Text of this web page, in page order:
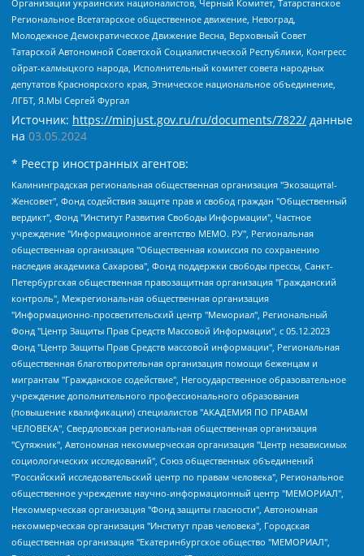
Организации украинских националистов, Черный Комитет, Татарстанское
Региональное Всетатарское общественное движение, Невоград,
Молодежное Демократическое Движение Весна, Верховный Совет
Татарской Автономной Советской Социалистической Республики, Конгресс
ойрат-калмыцкого народа, Исполнительный комитет совета народных
депутатов Красноярского края, Этническое национальное объединение,
ЛГБТ, Я.МЫ Сергей Фургал
Источник: https://minjust.gov.ru/ru/documents/7822/ данные
на 03.05.2024
* Реестр иностранных агентов:
Калининградская региональная общественная организация "Экозащита!-Женсовет", Фонд содействия защите прав и свобод граждан "Общественный вердикт", Фонд "Институт Развития Свободы Информации", Частное учреждение "Информационное агентство МЕМО. РУ", Региональная общественная организация "Общественная комиссия по сохранению наследия академика Сахарова", Фонд поддержки свободы прессы, Санкт-Петербургская общественная правозащитная организация "Гражданский контроль", Межрегиональная общественная организация "Информационно-просветительский центр "Мемориал", Региональный Фонд "Центр Защиты Прав Средств Массовой Информации", с 05.12.2023 Фонд "Центр Защиты Прав Средств массовой информации", Региональная общественная благотворительная организация помощи беженцам и мигрантам "Гражданское содействие", Негосударственное образовательное учреждение дополнительного профессионального образования (повышение квалификации) специалистов "АКАДЕМИЯ ПО ПРАВАМ ЧЕЛОВЕКА", Свердловская региональная общественная организация "Сутяжник", Автономная некоммерческая организация "Центр независимых социологических исследований", Союз общественных объединений "Российский исследовательский центр по правам человека", Региональное общественное учреждение научно-информационный центр "МЕМОРИАЛ", Некоммерческая организация "Фонд защиты гласности", Автономная некоммерческая организация "Институт прав человека", Городская общественная организация "Екатеринбургское общество "МЕМОРИАЛ", Городская общественная организация "Рязанское историко-просветительское и правозащитное общество "Мемориал" (Рязанский Мемориал), Челябинский региональный орган общественной самодеятельности – женское общественное объединение "Женщины Евразии", Челябинский региональный орган общественной самодеятельности "Уральская правозащитная группа", Фонд содействия защите здоровья и социальной справедливости имени Андрея Рылькова, Автономная Некоммерческая Организация "Аналитический Центр Юрия Левады", Автономная некоммерческая организация социальной поддержки населения "Проект Апрель", Региональная общественная организация помощи женщинам и детям, находящимся в кризисной ситуации "Информационно-методический центр "Анна", Фонд содействия развитию массовых коммуникаций и правовому просвещению "Так-так-Так", Фонд содействия устойчивому развитию "Серебряная тайга", Свердловский региональный общественный фонд социальных проектов "Новое время", "Idel.Реалии", Кавказ.Реалии, Крым.Реалии, Телеканал Настоящее Время, Татаро-башкирская служба Радио Свобода (Azatliq Radiosi), Радио Свободная Европа/Радио Свобода (PCE/PC), "Сибирь.Реалии", "Фактограф", Благотворительный фонд помощи осужденным и их семьям, Автономная некоммерческая организация "Институт глобализации и социальных движений", Фонд "В защиту прав заключенных", Частное учреждение "Центр поддержки и содействия развитию средств массовой информации", Пензенский региональный общественный благотворительный фонд "Гражданский союз", "Север.Реалии", Некоммерческая организация Фонд "Правовая инициатива", Общество с ограниченной ответственностью "Радио Свободная Европа/Радио Свобода", Чешское информационное агентство "MEDIUM-ORIENT", Красноярская региональная общественная организация "Мы против СПИДа", Камалягин Денис Николаевич, Маркелов Сергей Евгеньевич, Пономарев Лев Александрович, Савицкая Людмила Алексеевна, Автономная некоммерческая организация "Центр по работе с проблемой насилия "НАСИЛИЮ.НЕТ", Межрегиональный профессиональный союз работников здравоохранения "Альянс врачей", Юридическое лицо, зарегистрированное в Латвийской Республике, SIA "Medusa Project" (регистрационный номер 40103797863, дата регистрации 10.06.2014), Некоммерческая организация "Фонд по борьбе с коррупцией", Автономная некоммерческая организация "Институт права и публичной политики", Баданин Роман Сергеевич, Гликин Максим Александрович, Железнова Мария Михайловна, Лукьянова Юлия Сергеевна, Маетная Елизавета Витальевна, Маняхин Петр Борисович, Чуракова Ольга Владимировна, Ярош Юлия Петровна, Юридическое лицо "The Insider SIA", зарегистрированное в Риге, Латвийская Республика (дата регистрации 26.06.2015), являющееся администратором доменного имени интернет-издания "The Insider SIA", https://theins.ru, Постернак Алексей Евгеньевич, Рубин Михаил Аркадьевич, Анин Роман Александрович, Юридическое лицо Istories fonds, зарегистрированное в Латвийской Республике (регистрационный номер 50008295751, дата регистрации 24.02.2020), Великовский Дмитрий Александрович, Долинина Ирина Николаевна, Мароховская Алеся Алексеевна, Шлейнов Роман Юрьевич, Шмагун Олеся Валентиновна, Общество с ограниченной ответственностью "Альтаир 2021", Общество с ограниченной ответственностью "Вега 2021", Общество с ограниченной ответственностью "Главный редактор 2021", Общество с ограниченной ответственностью "Ромашки монолит", Важенков Артем Валерьевич, Ивановская областная общественная организация "Центр гендерных исследований", Гурман Юрий Альбертович, Медиапроект "ОВД-Инфо", Егоров Владимир Владимирович, Жилинский Владимир Александрович, Общество с ограниченной ответственностью "ЗП", Иванова София Юрьевна, Карезина Инна Павловна, Кильтау Екатерина Викторовна, Петров Алексей Викторович, Пискунов Сергей Евгеньевич, Смирнов Сергей Сергеевич, Тихонов Михаил Сергеевич, Общество с ограниченной ответственностью "ЖУРНАЛИСТ-ИНОСТРАННЫЙ АГЕНТ", Арапова Галина Юрьевна, Вольтская Татьяна Анатольевна, Американская компания "Mason G.E.S. Anonymous Foundation" (США), являющаяся владельцем интернет-издания https://mnews.world/, Компания "Stichting Bellingcat", зарегистрированная в Нидерландах (дата регистрации 11.07.2018), Захаров Андрей Вячеславович, Клепиковская Екатерина Дмитриевна, Общество с ограниченной ответственностью "МЕМО", Перл Роман Александрович, Симонов Евгений Алексеевич, Соловьева Елена Анатольевна, Сотников Даниил Владимирович, Сурначева Елизавета Дмитриевна, Автономная некоммерческая организация по защите прав человека и информированию населения "Якутия – Наше Мнение", Общество с ограниченной ответственностью "Москоу диджитал медиа", с 26.01.2023 Общество с ограниченной ответственностью "Чайка Белые сады", Ветошкина Валерия Валерьевна, Заговора Максим Александрович, Межрегиональное общественное движение "Российская ЛГБТ - сеть", Оленичев Максим Владимирович, Павлов Иван Юрьевич, Скворцова Елена Сергеевна, Общество с ограниченной ответственностью "Как бы инагент", Кочетков Игорь Викторович, Общество с ограниченной ответственностью "Честные выборы", Еланчик Олег Александрович, Общество с ограниченной ответственностью "Нобелевский призыв", Гималова Регина Эмилевна, Григорьев Андрей Валерьевич, Григорьева Алина Александровна, Ассоциация по содействию защите прав призывников, альтернативнослужащих и военнослужащих "Правозащитная группа "Гражданин.Армия.Право", Хисамова Регина Фаритовна, Автономная некоммерческая организация по реализации социально-правовых программ "Лилит", Дальневосточное общественное движение "Маяк", Санкт-Петербургская ЛГБТ-инициативная группа "Выход", Инициативная группа ЛГБТ+ "Реверс", Алексеев Андрей Викторович, Бекбулатова Таисия Львовна, Беляев Иван Михайлович, Владыкина Елена Сергеевна, Гельман Марат Александрович, Никульшина Вероника Юрьевна, Толоконникова Надежда Андреевна, Шендерович Виктор Анатольевич, Общество с ограниченной ответственностью "Данное сообщение", Общество с ограниченной ответственностью Издательский дом "Новая глава", Айнбиндер Александра Александровна, Московский комьюнити-центр для ЛГБТ+инициатив, Благотворительный фонд развития филантропии, Deutsche Welle (Германия, Kurt-Schumacher-Strasse 3, 53113 Bonn), Борзунова Мария Михайловна, Воробьев Виктор Викторович, Голубева Анна Львовна, Константинова Алла Михайловна, Малкова Ирина Владимировна, Мурадов Мурад Абдулгалимович, Осетинская Елизавета Николаевна, Понасенков Евгений Николаевич, Ганапольский Матвей Юрьевич, Киселев Евгений Алексеевич, Борухович Ирина Григорьевна, Дремин Иван Тимофеевич, Дубровский Дмитрий Викторович, Красноярская региональная общественная организация поддержки и развития альтернативных образовательных технологий и межкультурных коммуникаций "ИНТЕРРА", Маяковская Екатерина Алексеевна, Фейгин Марк Захарович, Филимонов Андрей Викторович, Дзугкоева Регина Николаевна, Доброхотов Роман Александрович, Дудь Юрий Александрович, Елкин Сергей Владимирович, Кругликов Кирилл Игоревич, Сабунаева Мария Леонидовна, Семенов Алексей Владимирович, Шаинян Карен Багратович, Шульман Екатерина Михайловна, Асафьев Артур Валерьевич, Вахштайн Виктор Семенович, Венедиктов Алексей Алексеевич, Лушникова Екатерина Евгеньевна, Волков Леонид Михайлович, Невзоров Александр Глебович, Пархоменко Сергей Борисович, Сироткин Ярослав Николаевич, Кара-Мурза Владимир Владимирович, Баранова Наталья Владимировна, Гозман Леонид Яковлевич, Кагарлицкий Борис Юльевич, Климарев Михаил Валерьевич, Милов Владимир Станиславович, Автономная некоммерческая организация Краснодарский центр современного искусства "Типография", Моргенштерн Алишер Тагирович, Соболь Любовь Эдуардовна, Общество с ограниченной ответственностью "ЛИЗА НОРМ", Каспаров Гарри Кимович, Ходорковский Михаил Борисович, Общество с ограниченной ответственностью "Апрельские тезисы", Данилович Ирина Брониславовна, Кашин Олег Владимирович, Петров Николай Владимирович, Пивоваров Алексей Владимирович, Соколов Михаил Владимирович, Цветкова Юлия Владимировна, Чичваркин Евгений Александрович, Комитет против пыток/Команда против пыток, Общество с ограниченной ответственностью "Первый научный", Общество с ограниченной ответственностью "Вертолет и ко", Белоцерковская Вероника Борисовна, Кац Максим Евгеньевич, Лазарева Татьяна Юрьевна, Шаведдинов Руслан Табризович, Яшин Илья Валерьевич, Общество с ограниченной ответственностью "Иноагент ААВ", Алешковский Дмитрий Петрович, Альбац Евгения Марковна, Быков Дмитрий Львович, Галямина Юлия Евгеньевна, Лойко Сергей Леонидович, Мартынов Кирилл Константинович, Медведев Сергей Александрович, Крашенинников Федор Геннадиевич, Гордеева Катерина Вл